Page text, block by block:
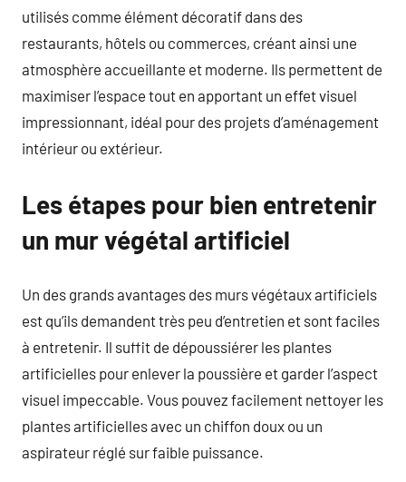
utilisés comme élément décoratif dans des
restaurants, hôtels ou commerces, créant ainsi une
atmosphère accueillante et moderne. Ils permettent de
maximiser l’espace tout en apportant un effet visuel
impressionnant, idéal pour des projets d’aménagement
intérieur ou extérieur.
Les étapes pour bien entretenir
un mur végétal artificiel
Un des grands avantages des murs végétaux artificiels
est qu’ils demandent très peu d’entretien et sont faciles
à entretenir. Il suffit de dépoussiérer les plantes
artificielles pour enlever la poussière et garder l’aspect
visuel impeccable. Vous pouvez facilement nettoyer les
plantes artificielles avec un chiffon doux ou un
aspirateur réglé sur faible puissance.